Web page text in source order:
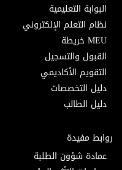
البوابة التعليمية
نظام التعلم الإلكتروني
MEU خريطة
القبول والتسجيل
التقويم الأكاديمي
دليل التخصصات
دليل الطالب
روابط مفيدة
عمادة شؤون الطلبة